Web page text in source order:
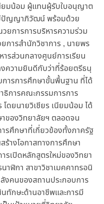
ยมน้อม ผู้แทนผู้รับใบอนุญาต
ยีปัญญาภิวัฒน์ พร้อมด้วย
ยการการบริหารความร่วม
การสำนักวิชาการ , นายพร
รส่วนกลางศูนย์การเรียน
ความยินดีกับว่าที่ร้อยตรีธนุ
ารการศึกษาขั้นพื้นฐาน ที่ได้
ธิการคณะกรรมการการ
ดยนายวิเชียร เนียมน้อม ได้
ของวิทยาลัยฯ ตลอดจน
รศึกษาที่เกี่ยวข้องทั้งภาครัฐ
ร้างโอกาสทางการศึกษา
รเปิดหลักสูตรใหม่ของวิทยา
าฬิกา สาขาวิชาเมคคาทรอนิ
งคนของสถานประกอบการ
ทักษะด้านอาชีพและการมี